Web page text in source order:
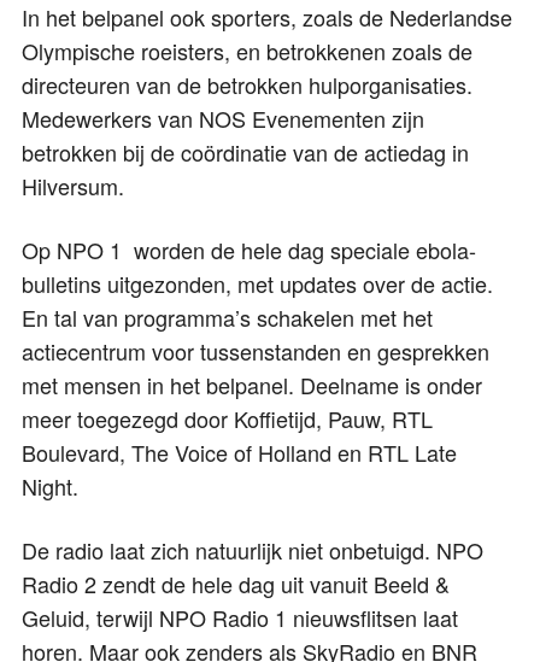
In het belpanel ook sporters, zoals de Nederlandse
Olympische roeisters, en betrokkenen zoals de
directeuren van de betrokken hulporganisaties.
Medewerkers van NOS Evenementen zijn
betrokken bij de coördinatie van de actiedag in
Hilversum.
Op NPO 1 worden de hele dag speciale ebola-
bulletins uitgezonden, met updates over de actie.
En tal van programma’s schakelen met het
actiecentrum voor tussenstanden en gesprekken
met mensen in het belpanel. Deelname is onder
meer toegezegd door Koffietijd, Pauw, RTL
Boulevard, The Voice of Holland en RTL Late
Night.
De radio laat zich natuurlijk niet onbetuigd. NPO
Radio 2 zendt de hele dag uit vanuit Beeld &
Geluid, terwijl NPO Radio 1 nieuwsflitsen laat
horen. Maar ook zenders als SkyRadio en BNR